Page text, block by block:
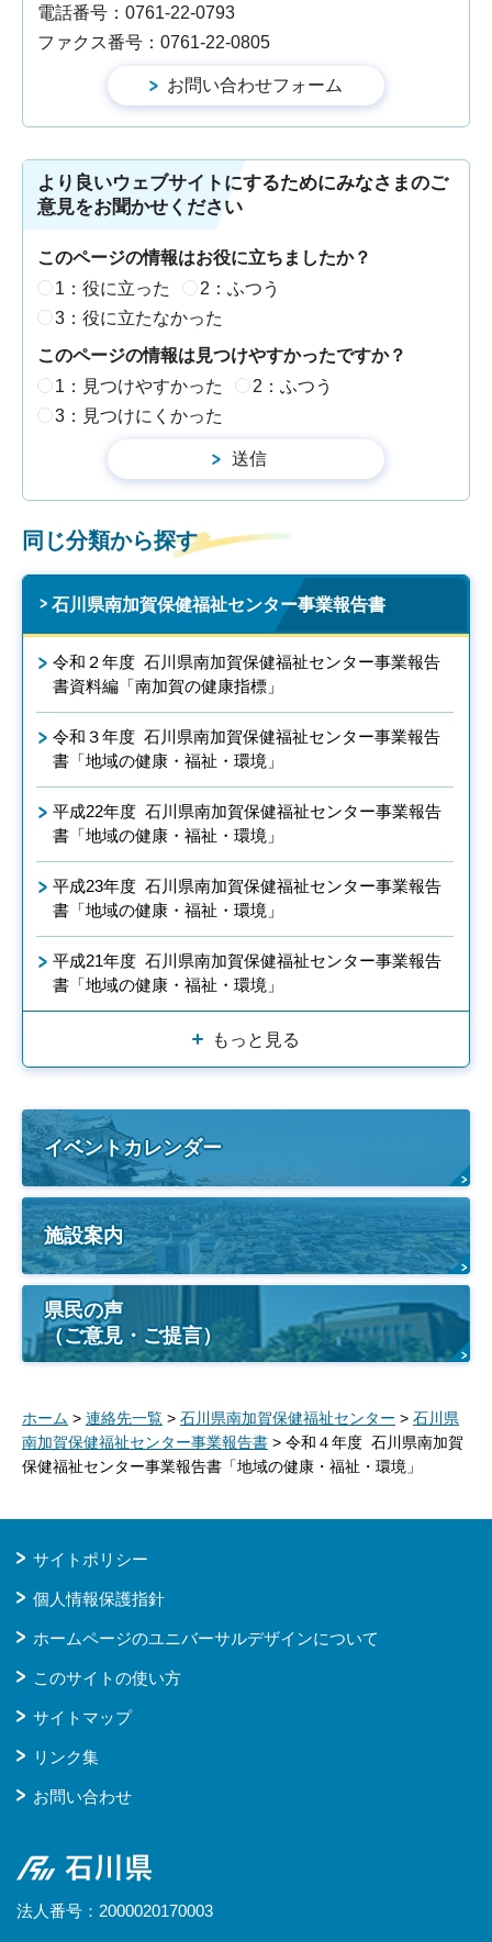
電話番号：0761-22-0793
ファクス番号：0761-22-0805
より良いウェブサイトにするためにみなさまのご
意見をお聞かせください
このページの情報はお役に立ちましたか？
1：役に立った
2：ふつう
3：役に立たなかった
このページの情報は見つけやすかったですか？
1：見つけやすかった
2：ふつう
3：見つけにくかった
同じ分類から探す
石川県南加賀保健福祉センター事業報告書
令和２年度 石川県南加賀保健福祉センター事業報告
書資料編「南加賀の健康指標」
令和３年度 石川県南加賀保健福祉センター事業報告
書「地域の健康・福祉・環境」
平成22年度 石川県南加賀保健福祉センター事業報告
書「地域の健康・福祉・環境」
平成23年度 石川県南加賀保健福祉センター事業報告
書「地域の健康・福祉・環境」
平成21年度 石川県南加賀保健福祉センター事業報告
書「地域の健康・福祉・環境」
もっと見る
イベントカレンダー
施設案内
県民の声
（ご意見・ご提言）
ホーム > 連絡先一覧 > 石川県南加賀保健福祉センター > 石川県
南加賀保健福祉センター事業報告書 > 令和４年度 石川県南加賀
保健福祉センター事業報告書「地域の健康・福祉・環境」
サイトポリシー
個人情報保護指針
ホームページのユニバーサルデザインについて
このサイトの使い方
サイトマップ
リンク集
お問い合わせ
石川県
法人番号：2000020170003